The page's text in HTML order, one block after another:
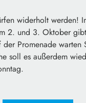
widerholt werden!
2. und 3. Oktober
der Promenade
soll es außerdem